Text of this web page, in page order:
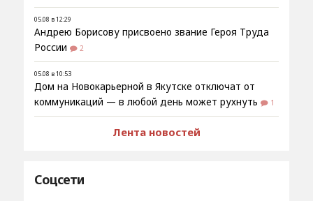
05.08 в 12:29
Андрею Борисову присвоено звание Героя Труда
России
2
05.08 в 10:53
Дом на Новокарьерной в Якутске отключат от
коммуникаций — в любой день может рухнуть
1
Лента новостей
Соцсети